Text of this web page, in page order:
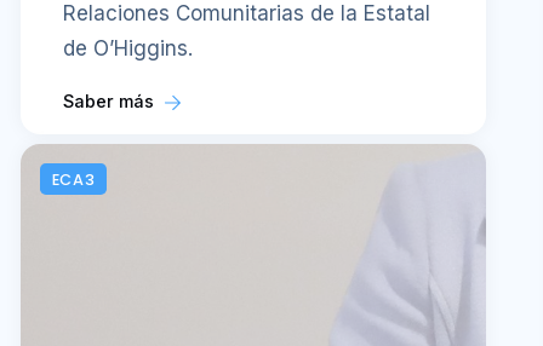
Relaciones Comunitarias de la Estatal
de O’Higgins.
Saber más
ECA3